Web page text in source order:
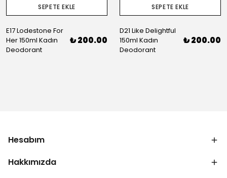
SEPETE EKLE
E17 Lodestone For
Her 150ml Kadın
Deodorant
₺ 200.00
SEPETE EKLE
D21 Like Delightful
150ml Kadın
Deodorant
₺ 200.00
Hesabım
Hakkımızda